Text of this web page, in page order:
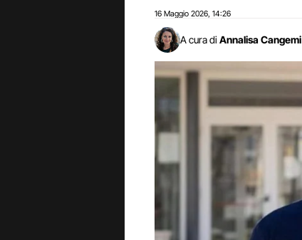
16 Maggio 2026 14:26
A cura di Annalisa Cangemi